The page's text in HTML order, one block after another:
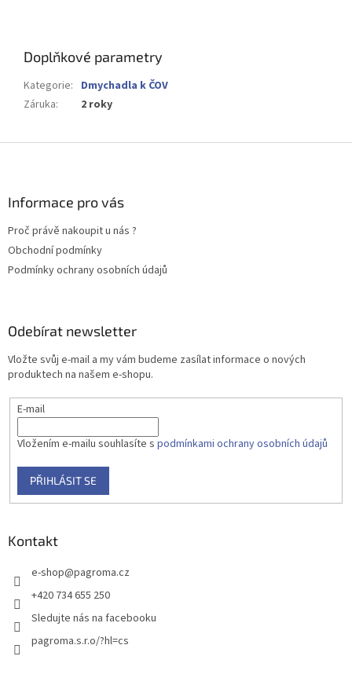
Doplňkové parametry
Kategorie: Dmychadla k ČOV
Záruka: 2 roky
Informace pro vás
Proč právě nakoupit u nás ?
Obchodní podmínky
Podmínky ochrany osobních údajů
Odebírat newsletter
Vložte svůj e-mail a my vám budeme zasílat informace o nových
produktech na našem e-shopu.
E-mail
Vložením e-mailu souhlasíte s podmínkami ochrany osobních údajů
PŘIHLÁSIT SE
Kontakt
e-shop@pagroma.cz
+420 734 655 250
Sledujte nás na facebooku
pagroma.s.r.o/?hl=cs